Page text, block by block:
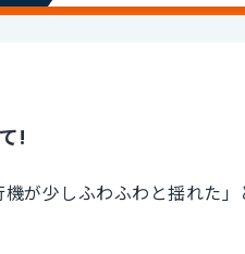
!
が少しふわふわと揺れた」